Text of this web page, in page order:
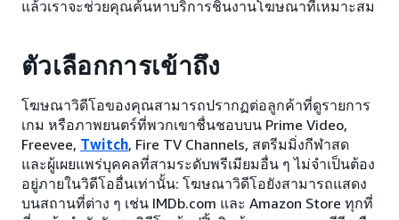
แล้วเราจะช่วยคุณค้นหาบริการชิ้นงานโฆษณาที่เหมาะสม
ตัวเลือกการเข้าถึง
โฆษณาวิดีโอของคุณสามารถปรากฏต่อลูกค้าที่ดูรายการ
เกม หรือภาพยนตร์ที่พวกเขาชื่นชอบบน Prime Video,
Freevee, Twitch, Fire TV Channels, สตรีมมิ่งกีฬาสด
และผู้เผยแพร่บุคคลที่สามระดับพรีเมียมอื่น ๆ ไม่จำเป็นต้อง
อยู่ภายในวิดีโออื่นเท่านั้น: โฆษณาวิดีโอยังสามารถแสดง
บนสถานที่ต่าง ๆ เช่น IMDb.com และ Amazon Store ทุกที่